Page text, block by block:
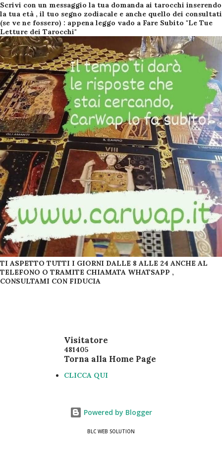
Scrivi con un messaggio la tua domanda ai tarocchi inserendo
la tua età , il tuo segno zodiacale e anche quello dei consultati
(se ve ne fossero) : appena leggo vado a Fare Subito "Le Tue
Letture dei Tarocchi"
TI ASPETTO TUTTI I GIORNI DALLE 8 ALLE 24 ANCHE AL
TELEFONO O TRAMITE CHIAMATA WHATSAPP ,
CONSULTAMI CON FIDUCIA
Visitatore
481405
Torna alla Home Page
CLICCA QUI
Powered by Blogger
BLC WEB SOLUTION